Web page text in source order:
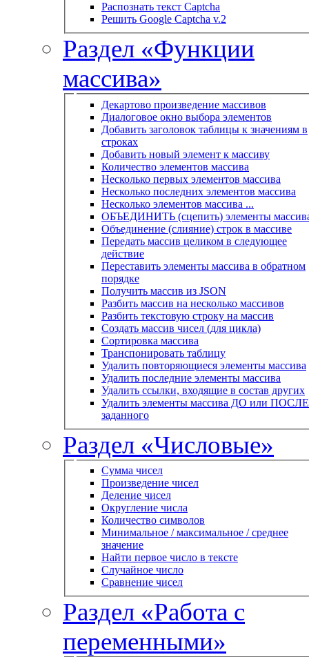
Распознать текст Captcha
Решить Google Captcha v.2
Раздел «Функции
массива»
Декартово произведение массивов
Диалоговое окно выбора элементов
Добавить заголовок таблицы к значениям в
строках
Добавить новый элемент к массиву
Количество элементов массива
Несколько первых элементов массива
Несколько последних элементов массива
Несколько элементов массива ...
ОБЪЕДИНИТЬ (сцепить) элементы
Объединение (слияние) строк в массиве
Передать массив целиком в следующее
действие
Переставить элементы массива в обратном
порядке
Получить массив из JSON
Разбить массив на несколько массивов
Разбить текстовую строку на массив
Создать массив чисел (для цикла)
Сортировка массива
Транспонировать таблицу
Удалить повторяющиеся элементы массива
Удалить последние элементы массива
Удалить ссылки, входящие в состав других
Удалить элементы массива ДО или ПОСЛЕ
заданного
Раздел «Числовые»
Сумма чисел
Произведение чисел
Деление чисел
Округление числа
Количество символов
Минимальное / максимальное / среднее
значение
Найти первое число в тексте
Случайное число
Сравнение чисел
Раздел «Работа с
переменными»